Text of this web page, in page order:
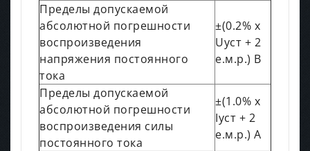
Пределы допускаемой
абсолютной погрешности
воспроизведения
напряжения постоянного
тока
±(0.2% х
Uуст + 2
е.м.р.) В
Пределы допускаемой
абсолютной погрешности
воспроизведения силы
постоянного тока
±(1.0% х
Iуст + 2
е.м.р.) А